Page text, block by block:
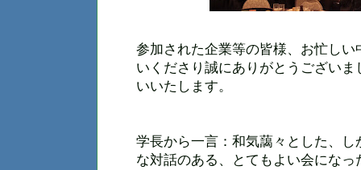
参加された企業等の皆様、お忙し
いくださり誠にありがとうござい
いいたします。
学長から一言：和気藹々とした、
な対話のある、とてもよい会にな